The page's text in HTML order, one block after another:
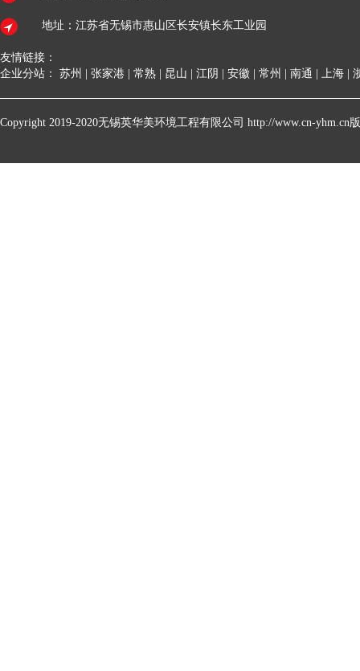
地址：江苏省无锡市惠山区长安镇长东工业园
友情链接：
企业分站： 苏州 张家港 常熟 昆山 江阴 安徽 常州 南通 上海
Copyright 2019-2020无锡英华美环境工程有限公司 http://www.cn-